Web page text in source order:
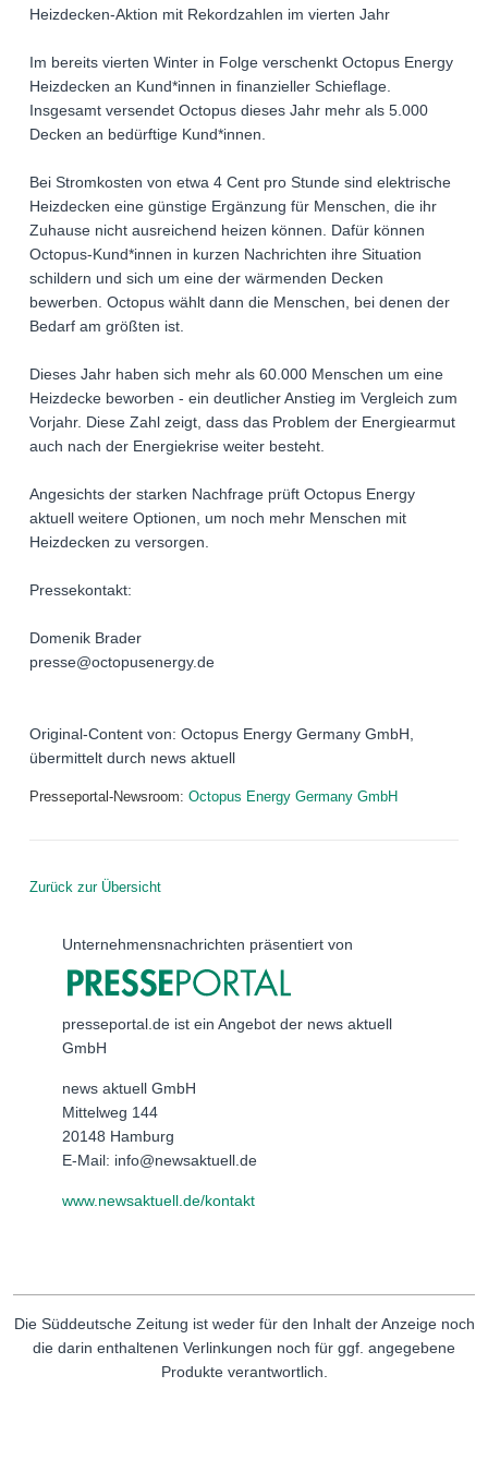
Heizdecken-Aktion mit Rekordzahlen im vierten Jahr
Im bereits vierten Winter in Folge verschenkt Octopus Energy
Heizdecken an Kund*innen in finanzieller Schieflage.
Insgesamt versendet Octopus dieses Jahr mehr als 5.000
Decken an bedürftige Kund*innen.
Bei Stromkosten von etwa 4 Cent pro Stunde sind elektrische
Heizdecken eine günstige Ergänzung für Menschen, die ihr
Zuhause nicht ausreichend heizen können. Dafür können
Octopus-Kund*innen in kurzen Nachrichten ihre Situation
schildern und sich um eine der wärmenden Decken
bewerben. Octopus wählt dann die Menschen, bei denen der
Bedarf am größten ist.
Dieses Jahr haben sich mehr als 60.000 Menschen um eine
Heizdecke beworben - ein deutlicher Anstieg im Vergleich zum
Vorjahr. Diese Zahl zeigt, dass das Problem der Energiearmut
auch nach der Energiekrise weiter besteht.
Angesichts der starken Nachfrage prüft Octopus Energy
aktuell weitere Optionen, um noch mehr Menschen mit
Heizdecken zu versorgen.
Pressekontakt:
Domenik Brader
presse@octopusenergy.de
Original-Content von: Octopus Energy Germany GmbH,
übermittelt durch news aktuell
Presseportal-Newsroom: Octopus Energy Germany GmbH
Zurück zur Übersicht
Unternehmensnachrichten präsentiert von
presseportal.de ist ein Angebot der news aktuell
GmbH
news aktuell GmbH
Mittelweg 144
20148 Hamburg
E-Mail: info@newsaktuell.de
www.newsaktuell.de/kontakt
Die Süddeutsche Zeitung ist weder für den Inhalt der Anzeige noch
die darin enthaltenen Verlinkungen noch für ggf. angegebene
Produkte verantwortlich.